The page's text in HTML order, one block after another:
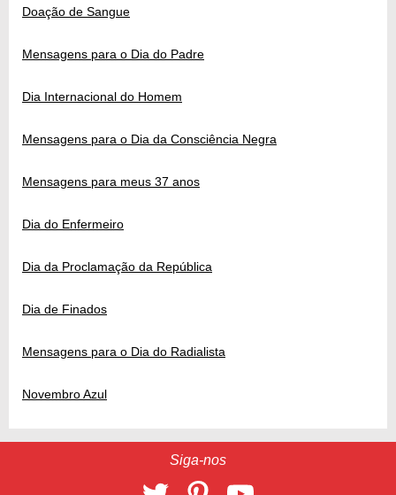
Doação de Sangue
Mensagens para o Dia do Padre
Dia Internacional do Homem
Mensagens para o Dia da Consciência Negra
Mensagens para meus 37 anos
Dia do Enfermeiro
Dia da Proclamação da República
Dia de Finados
Mensagens para o Dia do Radialista
Novembro Azul
Siga-nos